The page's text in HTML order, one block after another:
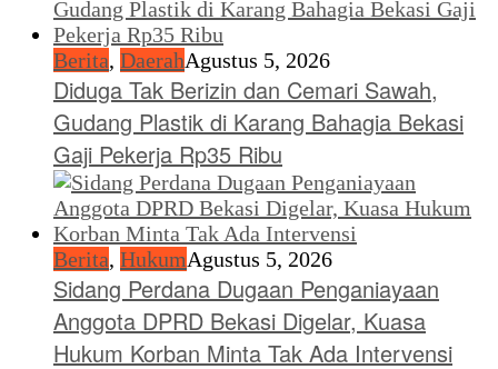
Berita, DaerahAgustus 5, 2026
Diduga Tak Berizin dan Cemari Sawah,
Gudang Plastik di Karang Bahagia Bekasi
Gaji Pekerja Rp35 Ribu
Berita, HukumAgustus 5, 2026
Sidang Perdana Dugaan Penganiayaan
Anggota DPRD Bekasi Digelar, Kuasa
Hukum Korban Minta Tak Ada Intervensi